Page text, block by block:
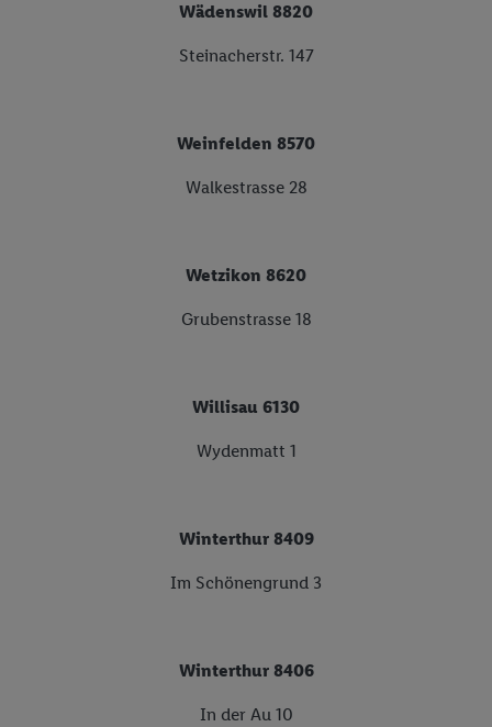
Wädenswil 8820
Steinacherstr. 147
Weinfelden 8570
Walkestrasse 28
Wetzikon 8620
Grubenstrasse 18
Willisau 6130
Wydenmatt 1
Winterthur 8409
Im Schönengrund 3
Winterthur 8406
In der Au 10